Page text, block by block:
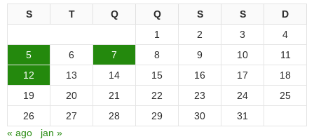
S T Q Q S S
D
1
2 3
4
5
6 7 8 9 10
11
12
13 14 15 16 17
18
19
20 21 22 23 24
25
26
27 28 29 30
31
« ago
jan »